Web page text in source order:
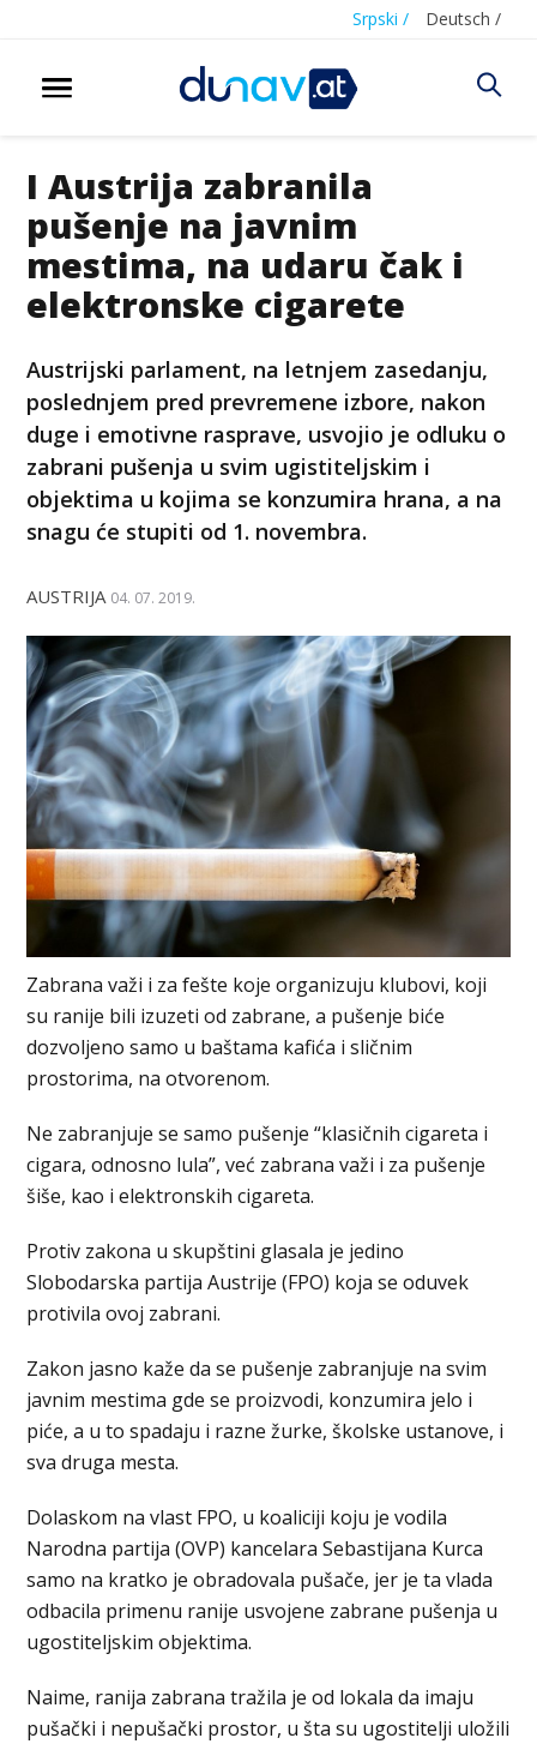
Srpski / Deutsch /
I Austrija zabranila
pušenje na javnim
mestima, na udaru čak i
elektronske cigarete
Austrijski parlament, na letnjem zasedanju,
poslednjem pred prevremene izbore, nakon
duge i emotivne rasprave, usvojio je odluku o
zabrani pušenja u svim ugistiteljskim i
objektima u kojima se konzumira hrana, a na
snagu će stupiti od 1. novembra.
AUSTRIJA 04. 07. 2019.
Zabrana važi i za fešte koje organizuju klubovi, koji
su ranije bili izuzeti od zabrane, a pušenje biće
dozvoljeno samo u baštama kafića i sličnim
prostorima, na otvorenom.
Ne zabranjuje se samo pušenje “klasičnih cigareta i
cigara, odnosno lula”, već zabrana važi i za pušenje
šiše, kao i elektronskih cigareta.
Protiv zakona u skupštini glasala je jedino
Slobodarska partija Austrije (FPO) koja se oduvek
protivila ovoj zabrani.
Zakon jasno kaže da se pušenje zabranjuje na svim
javnim mestima gde se proizvodi, konzumira jelo i
piće, a u to spadaju i razne žurke, školske ustanove, i
sva druga mesta.
Dolaskom na vlast FPO, u koaliciji koju je vodila
Narodna partija (OVP) kancelara Sebastijana Kurca
samo na kratko je obradovala pušače, jer je ta vlada
odbacila primenu ranije usvojene zabrane pušenja u
ugostiteljskim objektima.
Naime, ranija zabrana tražila je od lokala da imaju
pušački i nepušački prostor, u šta su ugostitelji uložili